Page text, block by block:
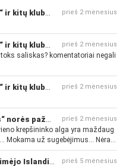
prieš 2 mėnesius
prieš 2 mėnesius
saliskas? komentatoriai negali
prieš 2 mėnesius
prieš 2 mėnesius
krepšininko alga yra maždaug
Mokama už sugebėjimus... Nėra
prieš 5 mėnesius